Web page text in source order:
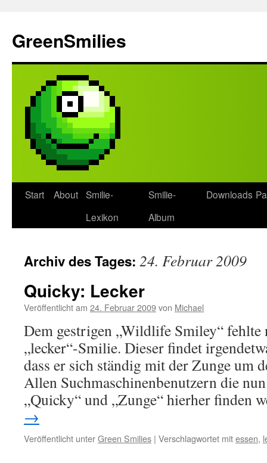
springen
GreenSmilies
Start About Smilie-
Lexikon
Smilie-
Album
Downloads
Archiv des Tages: 24. Februar 2009
Quicky: Lecker
Veröffentlicht am 24. Februar 2009von Michael
Dem gestrigen „Wildlife Smiley“ fehlte
„lecker“-Smilie. Dieser findet
dass er sich ständig mit der Zunge um
Allen Suchmaschinenbenutzern die
„Quicky“ und „Zunge“ hierher finden
→
Veröffentlicht unterGreen Smilies | Verschlagwortet mitessen,